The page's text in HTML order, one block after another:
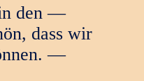
den —
dass wir
—